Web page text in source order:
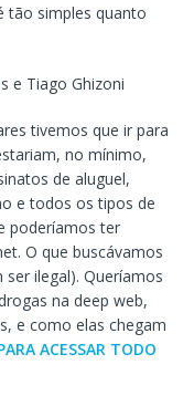
tão simples quanto
e Tiago Ghizoni
tivemos que ir para
no mínimo,
de aluguel,
e todos os tipos de
poderíamos ter
O que buscávamos
ilegal). Queríamos
na deep web,
e como elas chegam
ACESSAR TODO